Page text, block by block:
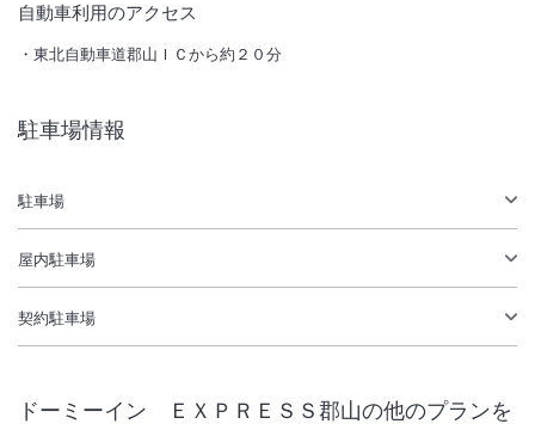
サウナ付き炭酸泉大浴場「磐梯の湯」で湯ったりとお過ごし下さい。JR
INチェックイン
15:00/ OUT
駐車場あり
自動車利用のアクセス
東北自動車道郡山ＩＣから約２０分
駐車場情報
駐車場
屋内駐車場
契約駐車場
ドーミーイン ＥＸＰＲＥＳＳ郡山の他のプランを